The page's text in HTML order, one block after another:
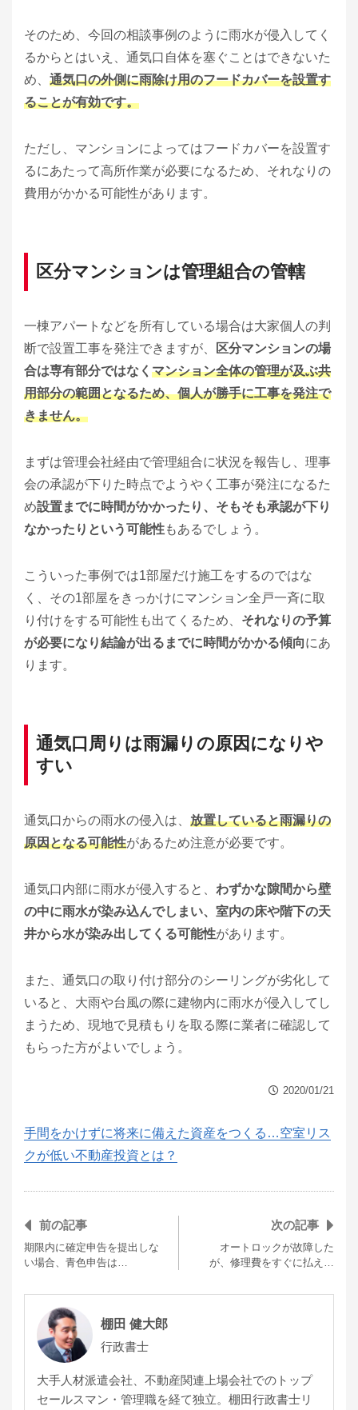
そのため、今回の相談事例のように雨水が侵入してく
るからとはいえ、通気口自体を塞ぐことはできないた
め、 通気口の外側に雨除け用のフードカバーを設置す
ることが有効です。
ただし、マンションによってはフードカバーを設置す
るにあたって高所作業が必要になるため、それなりの
費用がかかる可能性があります。
区分マンションは管理組合の管轄
一棟アパートなどを所有している場合は大家個人の判
断で設置工事を発注できますが、
区分マンションの場
合は専有部分ではなく マンション全体の管理が及ぶ共
用部分の範囲となるため、個人が勝手に工事を発注で
きません。
まずは管理会社経由で管理組合に状況を報告し、理事
会の承認が下りた時点でようやく工事が発注になるた
め設置までに時間がかかったり、そもそも承認が下り
なかったりという可能性もあるでしょう。
こういった事例では1部屋だけ施工をするのではな
く、その1部屋をきっかけにマンション全戸一斉に取
り付けをする可能性も出てくるため、 それなりの予算
が必要になり結論が出るまでに時間がかかる傾向にあ
ります。
通気口周りは雨漏りの原因になりや
すい
通気口からの雨水の侵入は、 放置していると雨漏りの
原因となる可能性があるため注意が必要です。
通気口内部に雨水が侵入すると、 わずかな隙間から壁
の中に雨水が染み込んでしまい、室内の床や階下の天
井から水が染み出してくる可能性があります。
また、通気口の取り付け部分のシーリングが劣化して
いると、大雨や台風の際に建物内に雨水が侵入してし
まうため、現地で見積もりを取る際に業者に確認して
もらった方がよいでしょう。
2020/01/21
手間をかけずに将来に備えた資産をつくる…空室リス
クが低い不動産投資とは？
前の記事
期限内に確定申告を提出しな
い場合、青色申告は…
次の記事
オートロックが故障した
が、修理費をすぐに払え…
棚田 健大郎
行政書士
大手人材派遣会社、不動産関連上場会社でのトップ
セールスマン・管理職を経て独立。棚田行政書士リ